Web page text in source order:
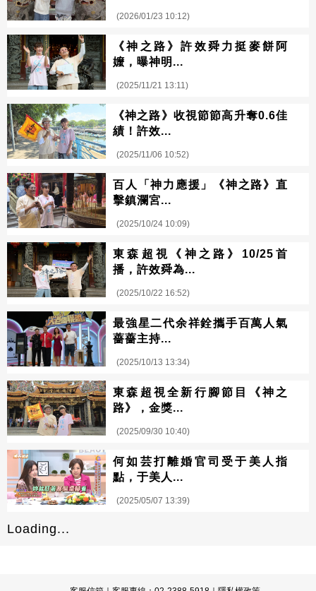
(2026/01/23 10:12)
《神之路》許效舜力挺麥餅阿
嬤，曝神明...
(2025/11/21 13:11)
《神之路》收視節節高升奪0.6佳
績！許效...
(2025/11/06 10:52)
百人「神力應援」《神之路》直
擊鎮瀾宮...
(2025/10/24 10:09)
東森超視《神之路》10/25首
播，許效舜為...
(2025/10/22 16:52)
最強星二代余祥銓攜手百萬人氣
薔薔主持...
(2025/10/13 13:34)
東森超視全新行腳節目《神之
路》，金獎...
(2025/09/30 10:40)
何如芸打離婚官司受于美人指
點，于美人...
(2025/05/07 13:39)
Loading...